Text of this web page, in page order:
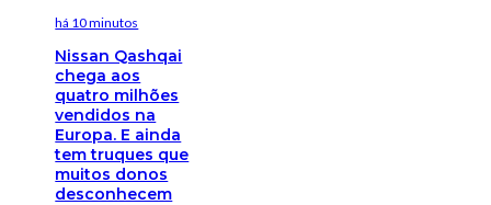
há 10 minutos
Nissan Qashqai
chega aos
quatro milhões
vendidos na
Europa. E ainda
tem truques que
muitos donos
desconhecem